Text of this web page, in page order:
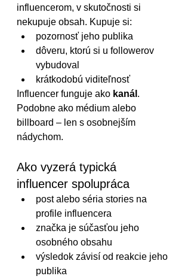
influencerom, v skutočnosti si
nekupuje obsah. Kupuje si:
pozornosť jeho publika
dôveru, ktorú si u followerov
vybudoval
krátkodobú viditeľnosť
Influencer funguje ako kanál .
Podobne ako médium alebo
billboard – len s osobnejším
nádychom.
Ako vyzerá typická
influencer spolupráca
post alebo séria stories na
profile influencera
značka je súčasťou jeho
osobného obsahu
výsledok závisí od reakcie jeho
publika